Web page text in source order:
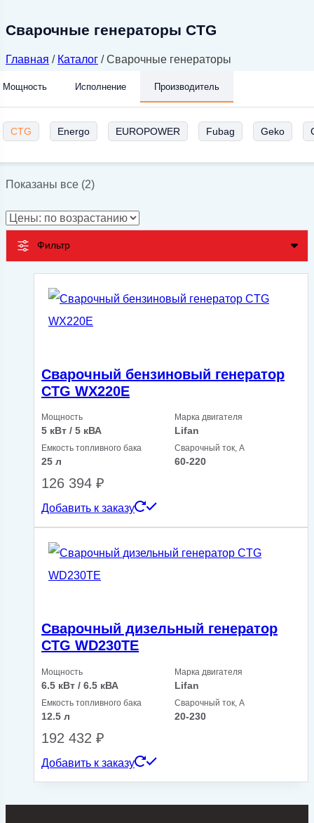
Сварочные генераторы CTG
Главная / Каталог / Сварочные генераторы
Мощность Исполнение Производитель
CTG Energo EUROPOWER Fubag Geko
Показаны все (2)Цены:
возрастанию
Фильтр
Сварочный бензиновый генератор
CTG WX220E
Мощность
5 кВт / 5 кВА
Марка двигателя
Lifan
Емкость топливного бака
25 л
Сварочный ток, А
60-220
126 394 ₽
Добавить к заказу
Сварочный дизельный генератор
CTG WD230TE
Мощность
6.5 кВт / 6.5 кВА
Марка двигателя
Lifan
Емкость топливного бака
12.5 л
Сварочный ток, А
20-230
192 432 ₽
Добавить к заказу